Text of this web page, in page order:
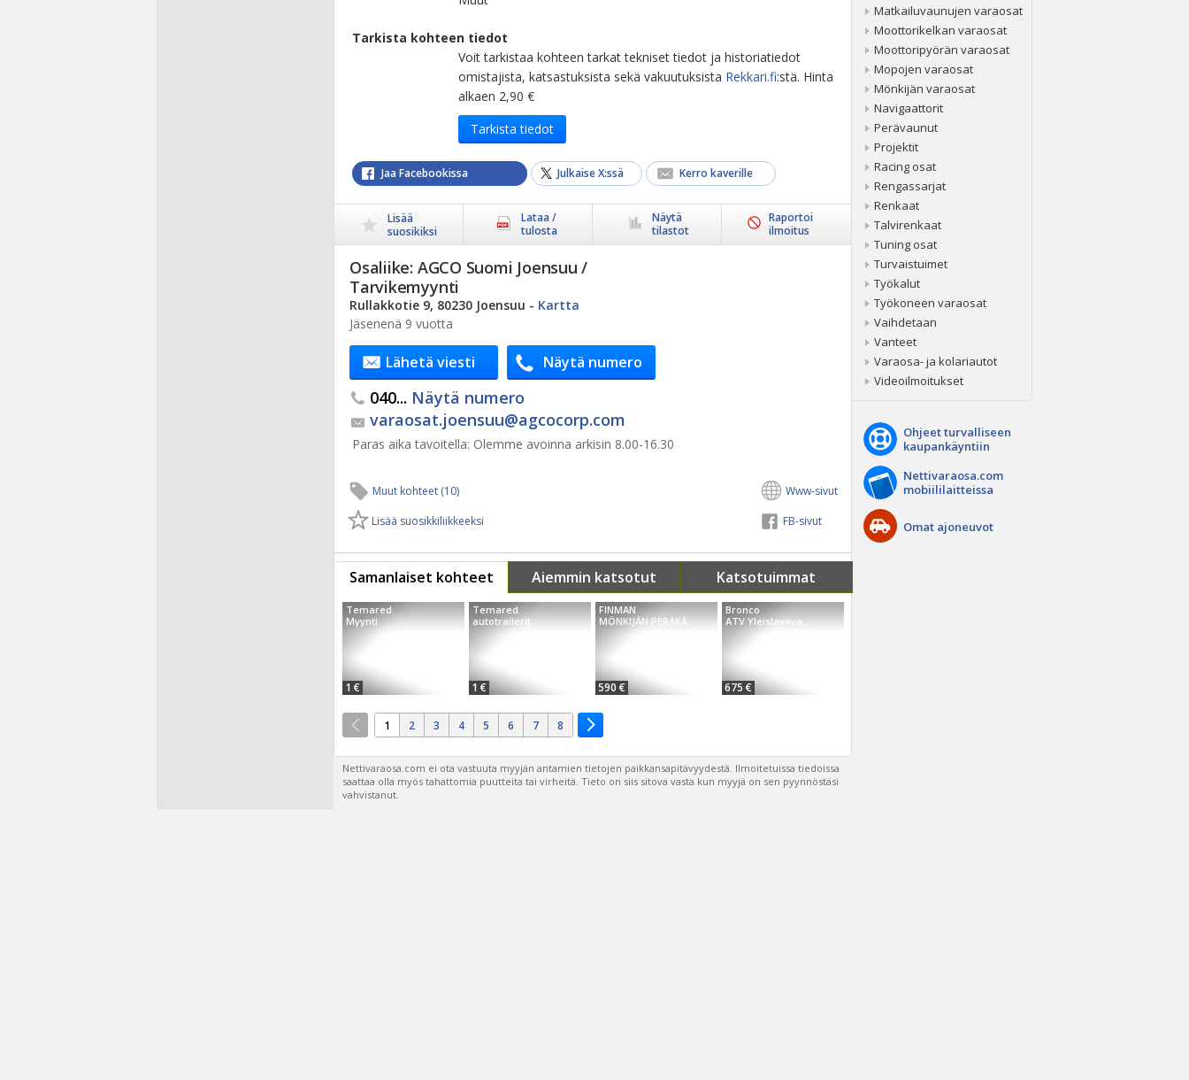
Tarkista kohteen tiedot
Voit tarkistaa kohteen tarkat tekniset tiedot ja historiatiedot
omistajista, katsastuksista sekä vakuutuksista Rekkari.fi:stä. Hinta
alkaen 2,90 €
Tarkista tiedot
Jaa Facebookissa Julkaise X:ssä Kerro kaverille
Lisää
suosikiksi
Lataa /
tulosta
Näytä
tilastot
Raportoi
ilmoitus
Osaliike: AGCO Suomi Joensuu /
Tarvikemyynti
Rullakkotie 9, 80230 Joensuu - Kartta
Jäsenenä 9 vuotta
Lähetä viesti Näytä numero
040... Näytä numero
varaosat.joensuu@​agcocorp.com
Paras aika tavoitella: Olemme avoinna arkisin 8.00-16.30
Muut kohteet (10)
Lisää suosikkiliikkeeksi
Www-sivut
FB-sivut
Samanlaiset kohteet Aiemmin katsotut Katsotuimmat
Temared
Myynti
1 €
Temared
autotrailerit
1 €
FINMAN
MÖNKIJÄN PERÄKÄ...
590 €
Bronco
ATV Yleislavava...
675 €
1 2 3 4 5 6 7 8
Nettivaraosa.com ei ota vastuuta myyjän antamien tietojen paikkansapitävyydestä. Ilmoitetuissa tiedoissa
saattaa olla myös tahattomia puutteita tai virheitä. Tieto on siis sitova vasta kun myyjä on sen pyynnöstäsi
vahvistanut.
Matkailuvaunujen varaosat
Moottorikelkan varaosat
Moottoripyörän varaosat
Mopojen varaosat
Mönkijän varaosat
Navigaattorit
Perävaunut
Projektit
Racing osat
Rengassarjat
Renkaat
Talvirenkaat
Tuning osat
Turvaistuimet
Työkalut
Työkoneen varaosat
Vaihdetaan
Vanteet
Varaosa- ja kolariautot
Videoilmoitukset
Ohjeet turvalliseen
kaupankäyntiin
Nettivaraosa.com
mobiililaitteissa
Omat ajoneuvot